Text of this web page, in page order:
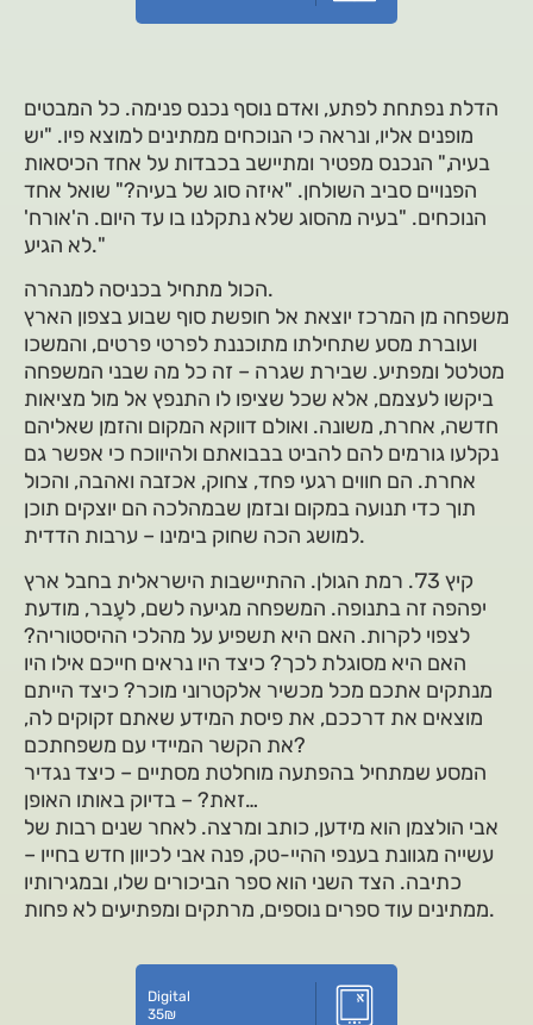
הדלת נפתחת לפתע, ואדם נוסף נכנס פנימה. כל המבטים
מופנים אליו, ונראה כי הנוכחים ממתינים למוצא פיו. "יש
בעיה," הנכנס מפטיר ומתיישב בכבדות על אחד הכיסאות
הפנויים סביב השולחן. "איזה סוג של בעיה?" שואל אחד
הנוכחים. "בעיה מהסוג שלא נתקלנו בו עד היום. ה'אורח'
לא הגיע."
הכול מתחיל בכניסה למנהרה.
משפחה מן המרכז יוצאת אל חופשת סוף שבוע בצפון הארץ
ועוברת מסע שתחילתו מתוכננת לפרטי פרטים, והמשכו
מטלטל ומפתיע. שבירת שגרה – זה כל מה שבני המשפחה
ביקשו לעצמם, אלא שכל שציפו לו התנפץ אל מול מציאות
חדשה, אחרת, משונה. ואולם דווקא המקום והזמן שאליהם
נקלעו גורמים להם להביט בבבואתם ולהיווכח כי אפשר גם
אחרת. הם חווים רגעי פחד, צחוק, אכזבה ואהבה, והכול
תוך כדי תנועה במקום ובזמן שבמהלכה הם יוצקים תוכן
למושג הכה שחוק בימינו – ערבות הדדית.
קיץ 73'. רמת הגולן. ההתיישבות הישראלית בחבל ארץ
יפהפה זה בתנופה. המשפחה מגיעה לשם, לעָבר, מודעת
לצפוי לקרות. האם היא תשפיע על מהלכי ההיסטוריה?
האם היא מסוגלת לכך? כיצד היו נראים חייכם אילו היו
מנתקים אתכם מכל מכשיר אלקטרוני מוכר? כיצד הייתם
מוצאים את דרככם, את פיסת המידע שאתם זקוקים לה,
את הקשר המיידי עם משפחתכם?
המסע שמתחיל בהפתעה מוחלטת מסתיים – כיצד נגדיר
זאת? – בדיוק באותו האופן…
אבי הולצמן הוא מידען, כותב ומרצה. לאחר שנים רבות של
עשייה מגוונת בענפי ההיי-טק, פנה אבי לכיוון חדש בחייו –
כתיבה. הצד השני הוא ספר הביכורים שלו, ובמגירותיו
ממתינים עוד ספרים נוספים, מרתקים ומפתיעים לא פחות.
Digital
35₪